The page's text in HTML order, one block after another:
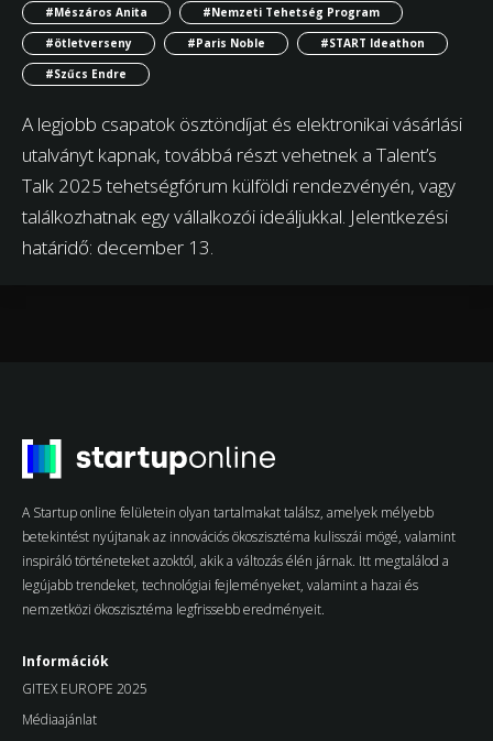
#Mészáros Anita
#Nemzeti Tehetség Program
#ötletverseny
#Paris Noble
#START Ideathon
#Szűcs Endre
A legjobb csapatok ösztöndíjat és elektronikai vásárlási
utalványt kapnak, továbbá részt vehetnek a Talent’s
Talk 2025 tehetségfórum külföldi rendezvényén, vagy
találkozhatnak egy vállalkozói ideáljukkal. Jelentkezési
határidő: december 13.
A Startup online felületein olyan tartalmakat találsz, amelyek mélyebb
betekintést nyújtanak az innovációs ökoszisztéma kulisszái mögé, valamint
inspiráló történeteket azoktól, akik a változás élén járnak. Itt megtalálod a
legújabb trendeket, technológiai fejleményeket, valamint a hazai és
nemzetközi ökoszisztéma legfrissebb eredményeit.
Információk
GITEX EUROPE 2025
Médiaajánlat